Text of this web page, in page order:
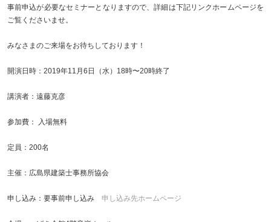
事前申込が必要なセミナーとなりますので、詳細は下記リンクホームページを
ご覧くださいませ。
みなさまのご来場をお待ちしております！
開演日時：2019年11月6日（水）18時〜20時終了
講演者：遠藤克彦
参加費： 入場無料
定員：200名
主催：広島県建築士事務所協会
申し込み：要事前申し込み 申し込み先ホームページ